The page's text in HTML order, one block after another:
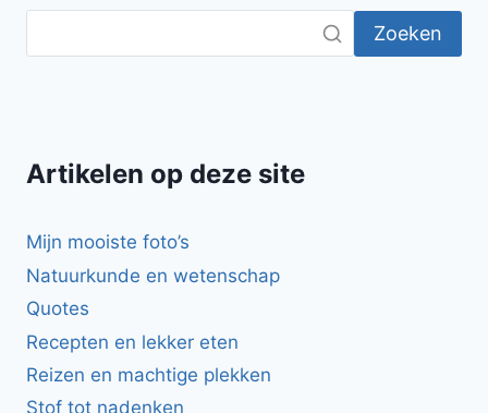
Zoeken
Artikelen op deze site
Mijn mooiste foto’s
Natuurkunde en wetenschap
Quotes
Recepten en lekker eten
Reizen en machtige plekken
Stof tot nadenken